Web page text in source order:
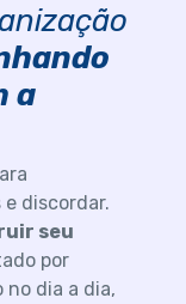
a
discordar.
seu
por
no dia a dia,